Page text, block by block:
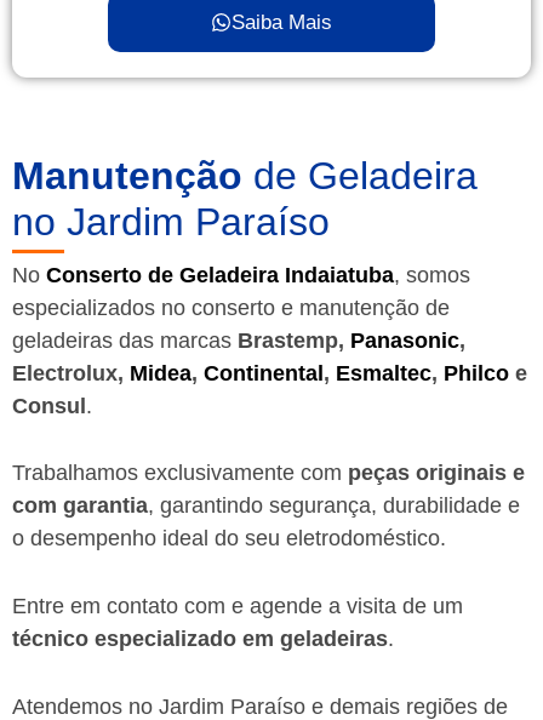
Saiba Mais
Manutenção de Geladeira
no Jardim Paraíso
No Conserto de Geladeira Indaiatuba, somos
especializados no conserto e manutenção de
geladeiras das marcas Brastemp, Panasonic,
Electrolux, Midea, Continental, Esmaltec, Philco e
Consul.
Trabalhamos exclusivamente com peças originais e
com garantia, garantindo segurança, durabilidade e
o desempenho ideal do seu eletrodoméstico.
Entre em contato com e agende a visita de um
técnico especializado em geladeiras.
Atendemos no Jardim Paraíso e demais regiões de